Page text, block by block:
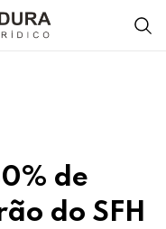
de
do SFH